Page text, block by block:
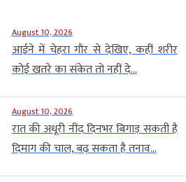
August 10, 2026
आईने में चेहरा गौर से देखिए, कहीं शरीर
कोई खतरे का संकेत तो नहीं दे...
August 10, 2026
रात की अधूरी नींद दिनभर बिगाड़ सकती है
दिमाग की चाल, बढ़ सकता है तनाव...